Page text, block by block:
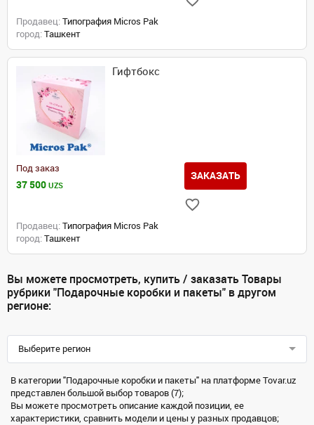
Продавец: Типография Micros Pak
город: Ташкент
Гифтбокс
Под заказ
37 500 UZS
ЗАКАЗАТЬ
Продавец: Типография Micros Pak
город: Ташкент
Вы можете просмотреть, купить / заказать Товары
рубрики "Подарочные коробки и пакеты" в другом
регионе:
Выберите регион
В категории "Подарочные коробки и пакеты" на платформе Tovar.uz
представлен большой выбор товаров (7);
Вы можете просмотреть описание каждой позиции, ее
характеристики, сравнить модели и цены у разных продавцов;